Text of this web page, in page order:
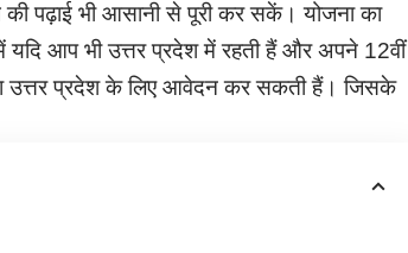
की पढ़ाई भी आसानी से पूरी कर सकें। योजना का
यदि आप भी उत्तर प्रदेश में रहती हैं और अपने 12वीं
उत्तर प्रदेश के लिए आवेदन कर सकती हैं। जिसके